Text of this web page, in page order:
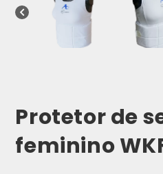
Protetor de
feminino